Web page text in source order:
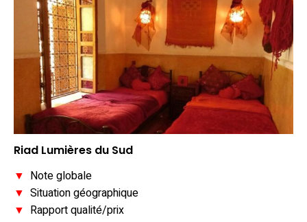
Riad Lumières du Sud
▼ Note globale
▼ Situation géographique
▼ Rapport qualité/prix